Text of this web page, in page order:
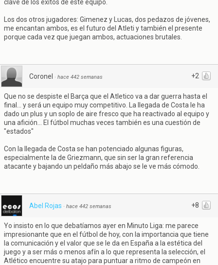
clave de los éxitos de este equipo.
Los dos otros jugadores: Gimenez y Lucas, dos pedazos de jóvenes,
me encantan ambos, es el futuro del Atleti y también el presente
porque cada vez que juegan ambos, actuaciones brutales.
+2
Coronel · hace 442 semanas
Que no se despiste el Barça que el Atletico va a dar guerra hasta el
final... y será un equipo muy competitivo. La llegada de Costa le ha
dado un plus y un soplo de aire fresco que ha reactivado al equipo y
una afición... El fútbol muchas veces también es una cuestión de
"estados"
Con la llegada de Costa se han potenciado algunas figuras,
especialmente la de Griezmann, que sin ser la gran referencia
atacante y bajando un peldaño más abajo se le ve más cómodo.
+8
Abel Rojas · hace 442 semanas
Yo insisto en lo que debatíamos ayer en Minuto Liga: me parece
impresionante que en el fútbol de hoy, con la importancia que tiene
la comunicación y el valor que se le da en España a la estética del
juego y a ser más o menos afín a lo que representa la selección, el
Atlético encuentre su atajo para puntuar a ritmo de campeón en